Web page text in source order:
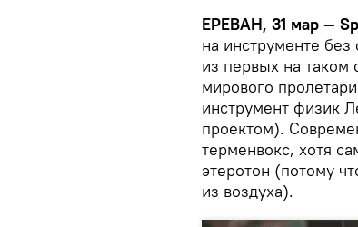
ЕРЕВАН, 31 мар —
на инструменте
из первых на таком
мирового
инструмент физик
проектом).
терменвокс, хотя
этеротон (потому
из воздуха).